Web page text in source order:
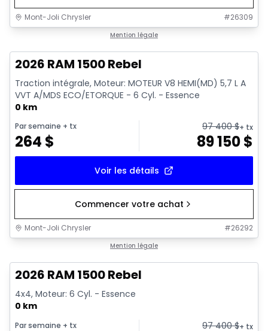
Mont-Joli Chrysler #26309
Mention légale
2026 RAM 1500 Rebel
Traction intégrale, Moteur: MOTEUR V8 HEMI(MD) 5,7 L A
VVT A/MDS ECO/ETORQUE - 6 Cyl. - Essence
0 km
Par semaine + tx
264 $
97 400$+ tx
89 150$
Voir les détails
Commencer votre achat
Mont-Joli Chrysler #26292
Mention légale
2026 RAM 1500 Rebel
4x4, Moteur: 6 Cyl. - Essence
0 km
Par semaine + tx 97 400$+ tx